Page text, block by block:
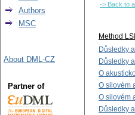
-> Back to
Method LSI
Důsledky
Důsledky
O
O silovém
O silovém
Důsledky
Authors
MSC
About DML-CZ
Partner of